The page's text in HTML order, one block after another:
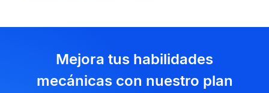
Mejora tus habilidades
mecánicas con nuestro plan